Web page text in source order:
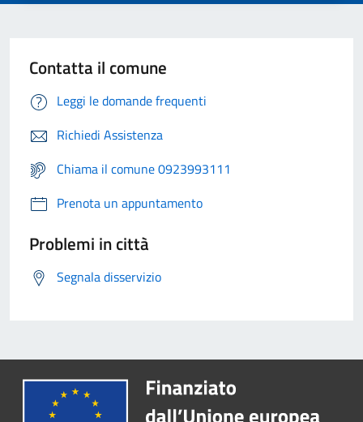
Contatta il comune
Leggi le domande frequenti
Richiedi Assistenza
Chiama il comune 0923993111
Prenota un appuntamento
Problemi in città
Segnala disservizio